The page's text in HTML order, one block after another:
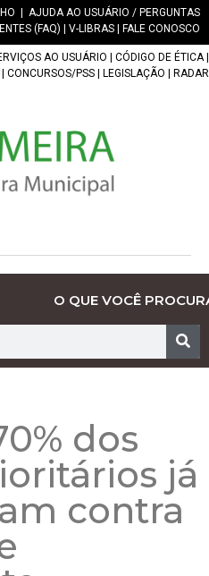
AJUDA AO USUÁRIO / PERGUNTAS
(FAQ)
V-LIBRAS FALE CONOSCO
AO USUÁRIO CÓDIGO DE ÉTICA|
CONCURSOS/PSS LEGISLAÇÃO RADAR
O QUE VOCÊ
dos
já
contra